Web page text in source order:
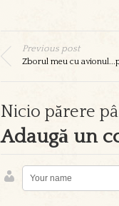
Previous post
Zborul meu cu
Nicio părere
Adaugă un